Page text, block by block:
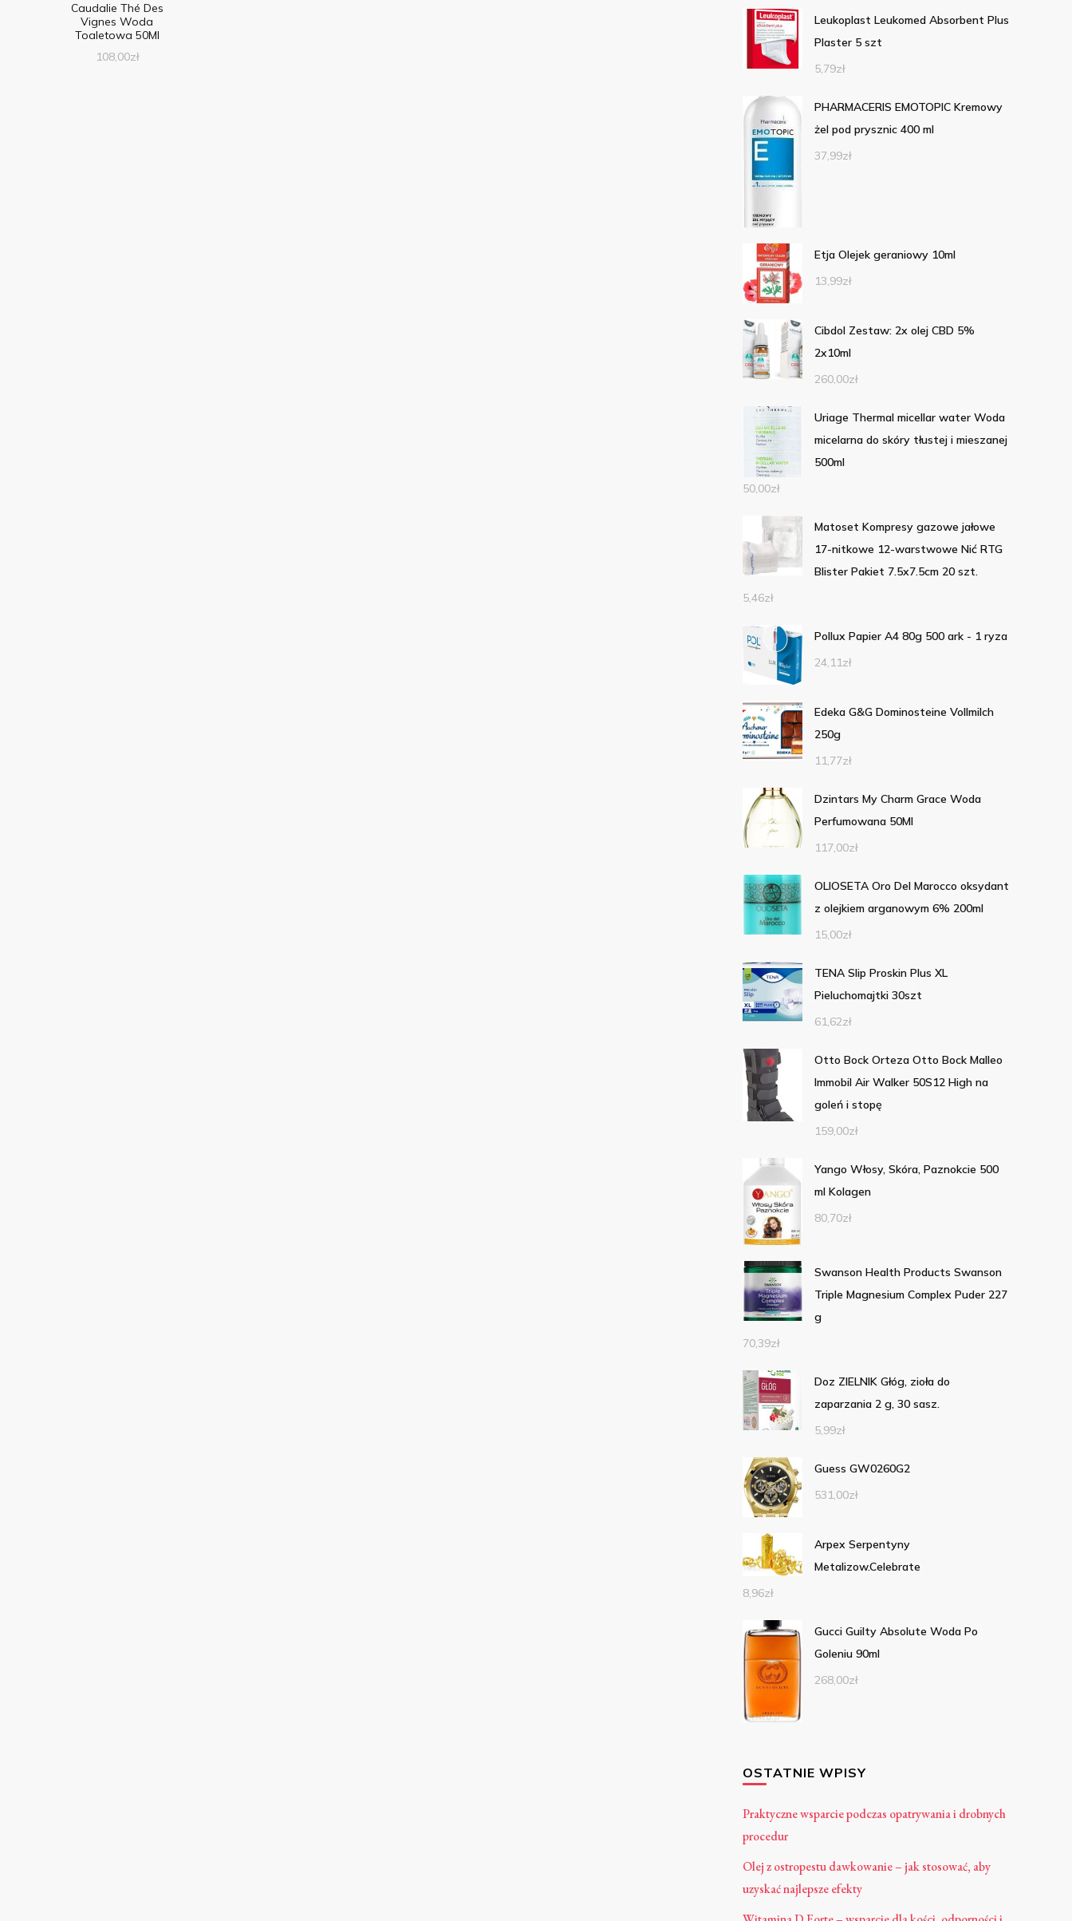
Caudalie Thé Des
Vignes Woda
Toaletowa 50Ml
108,00zł
Leukoplast Leukomed Absorbent Plus
Plaster 5 szt
5,79zł
PHARMACERIS EMOTOPIC Kremowy
żel pod prysznic 400 ml
37,99zł
Etja Olejek geraniowy 10ml
13,99zł
Cibdol Zestaw: 2x olej CBD 5%
2x10ml
260,00zł
Uriage Thermal micellar water Woda
micelarna do skóry tłustej i mieszanej
500ml
50,00zł
Matoset Kompresy gazowe jałowe
17-nitkowe 12-warstwowe Nić RTG
Blister Pakiet 7.5x7.5cm 20 szt.
5,46zł
Pollux Papier A4 80g 500 ark - 1 ryza
24,11zł
Edeka G&G Dominosteine Vollmilch
250g
11,77zł
Dzintars My Charm Grace Woda
Perfumowana 50Ml
117,00zł
OLIOSETA Oro Del Marocco oksydant
z olejkiem arganowym 6% 200ml
15,00zł
TENA Slip Proskin Plus XL
Pieluchomajtki 30szt
61,62zł
Otto Bock Orteza Otto Bock Malleo
Immobil Air Walker 50S12 High na
goleń i stopę
159,00zł
Yango Włosy, Skóra, Paznokcie 500
ml Kolagen
80,70zł
Swanson Health Products Swanson
Triple Magnesium Complex Puder 227
g
70,39zł
Doz ZIELNIK Głóg, zioła do
zaparzania 2 g, 30 sasz.
5,99zł
Guess GW0260G2
531,00zł
Arpex Serpentyny
Metalizow.Celebrate
8,96zł
Gucci Guilty Absolute Woda Po
Goleniu 90ml
268,00zł
OSTATNIE WPISY
Praktyczne wsparcie podczas opatrywania i drobnych
procedur
Olej z ostropestu dawkowanie – jak stosować, aby
uzyskać najlepsze efekty